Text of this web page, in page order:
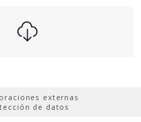
externas
de datos